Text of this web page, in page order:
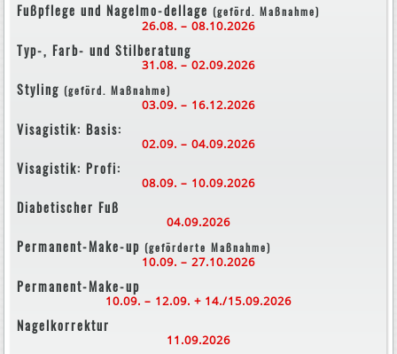
Fußpflege und Nagelmo-dellage(geförd. Maßnahme)
26.08. – 08.10.2026
Typ-, Farb- und Stilberatung
31.08. – 02.09.2026
Styling(geförd. Maßnahme)
03.09. – 16.12.2026
Visagistik: Basis:
02.09. – 04.09.2026
Visagistik: Profi:
08.09. – 10.09.2026
Diabetischer Fuß
04.09.2026
Permanent-Make-up(geförderte Maßnahme)
10.09. – 27.10.2026
Permanent-Make-up
10.09. – 12.09. + 14./15.09.2026
Nagelkorrektur
11.09.2026